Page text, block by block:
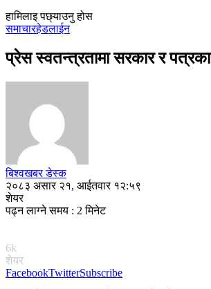
हामिलाइ पछ्याउनु होस
समाचारहेडलाईन
प्रेस स्वतन्त्रतामा सरकार र
बिश्वखबर डेस्क
२०८३ असार २१, आईतवार १२:५९
शेयर
पढ्न लाग्ने समय : 2 मिनेट
6k
शेयर
FacebookTwitterSubscribe